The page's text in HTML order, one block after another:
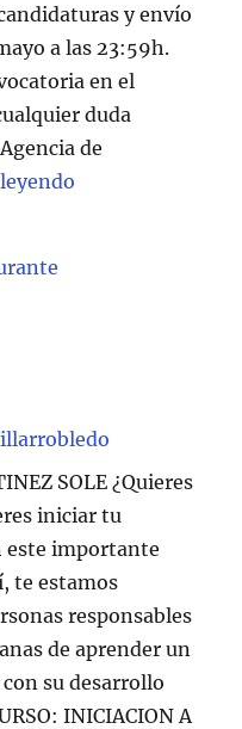
y envío
a las 23:59h.
en el
duda
de
SOLE ¿Quieres
iniciar tu
este importante
te estamos
responsables
de aprender un
su desarrollo
INICIACION A